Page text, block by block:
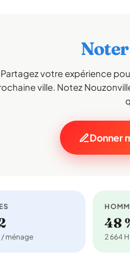
Partagez votre expérience
ville. Notez
Donner
/ ménage
48
2 664